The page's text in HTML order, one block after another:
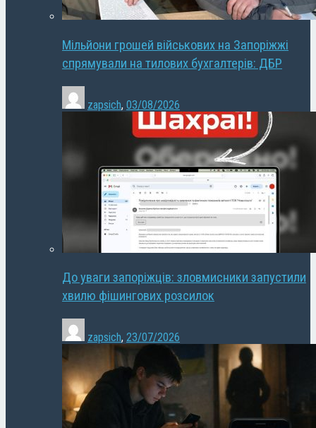
Мільйони грошей військових на Запоріжжі
спрямували на тилових бухгалтерів: ДБР
zapsich, 03/08/2026
До уваги запоріжців: зловмисники запустили
хвилю фішингових розсилок
zapsich, 23/07/2026